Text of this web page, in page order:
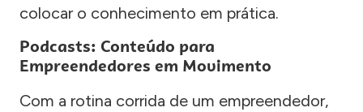
colocar o conhecimento em prática.
Podcasts: Conteúdo para
Empreendedores em Movimento
Com a rotina corrida de um empreendedor,